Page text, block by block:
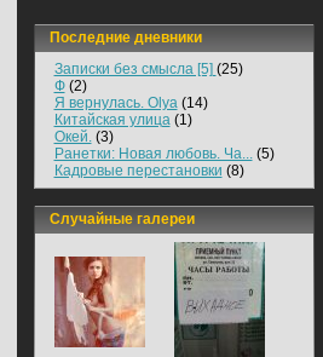
Последние дневники
Записки без смысла [5] (25)
Ф(2)
Я вернулась. Olya(14)
Китайская улица(1)
Окей.(3)
Ранетки: Новая любовь. Ча...(5)
Кадровые перестановки (8)
Случайные галереи